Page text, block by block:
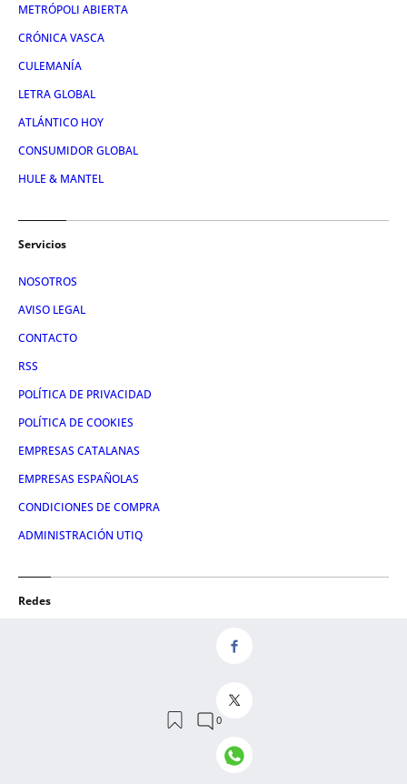
METRÓPOLI ABIERTA
CRÓNICA VASCA
CULEMANÍA
LETRA GLOBAL
ATLÁNTICO HOY
CONSUMIDOR GLOBAL
HULE & MANTEL
Servicios
NOSOTROS
AVISO LEGAL
CONTACTO
RSS
POLÍTICA DE PRIVACIDAD
POLÍTICA DE COOKIES
EMPRESAS CATALANAS
EMPRESAS ESPAÑOLAS
CONDICIONES DE COMPRA
ADMINISTRACIÓN UTIQ
Redes